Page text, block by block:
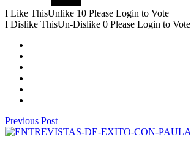
I Like ThisUnlike 10 Please Login to Vote
I Dislike ThisUn-Dislike 0 Please Login to Vote
Previous Post